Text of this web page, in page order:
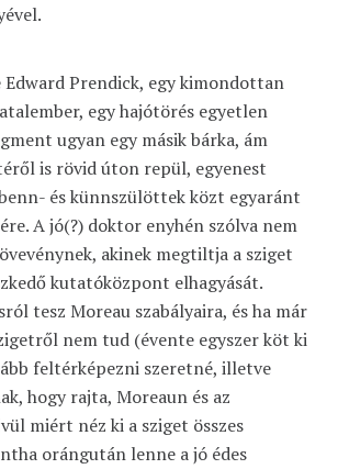
Edward Prendick, egy kimondottan
egy hajótörés egyetlen
ugyan egy másik bárka, ám
is rövid úton repül, egyenest
és künnszülöttek közt egyaránt
A jó(?) doktor enyhén szólva nem
akinek megtiltja a sziget
kutatóközpont elhagyását.
tesz Moreau szabályaira, és ha már
nem tud (évente egyszer köt ki
feltérképezni szeretné, illetve
hogy rajta, Moreaun és az
miért néz ki a sziget összes
orángután lenne a jó édes